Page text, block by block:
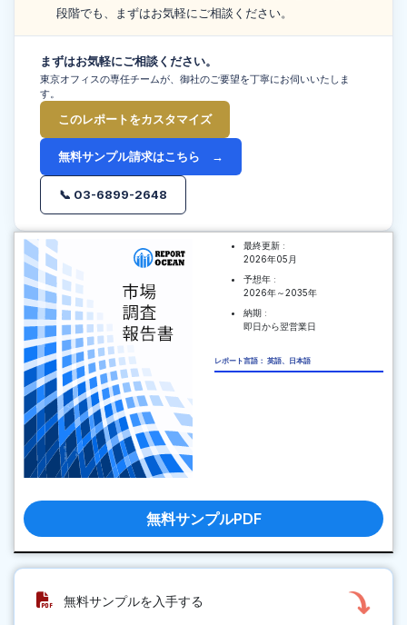
段階でも、まずはお気軽にご相談ください。
まずはお気軽にご相談ください。
東京オフィスの専任チームが、御社のご要望を丁寧にお伺いいたしま
す。
このレポートをカスタマイズ
無料サンプル請求はこちら →
📞 03-6899-2648
最終更新 :
2026年05月
予想年 :
2026年～2035年
納期 :
即日から翌営業日
レポート言語： 英語、日本語
無料サンプルPDF
無料サンプルを入手する